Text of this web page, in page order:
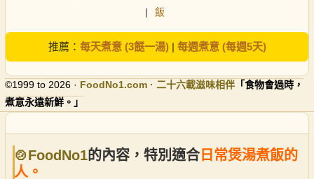
|
飯
推薦： 每天煮意 (3餸一湯)| 每週煮意 (每週5天)
©1999 to 2026 · FoodNo1.com · 二十六載滋味相伴 「食物會過時，
煮意永遠新鮮。」
🍲FoodNo1的內容，特別適合 日常煲湯煮飯的
人。